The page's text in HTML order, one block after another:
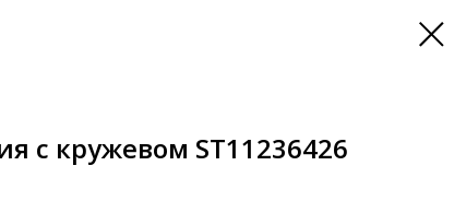
с кружевом ST11236426